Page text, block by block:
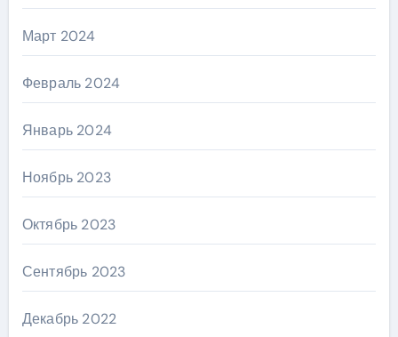
Март 2024
Февраль 2024
Январь 2024
Ноябрь 2023
Октябрь 2023
Сентябрь 2023
Декабрь 2022